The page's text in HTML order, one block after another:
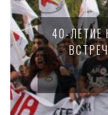
40-ЛЕТИЕ